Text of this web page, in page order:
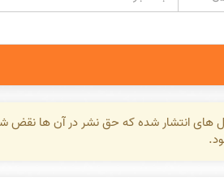
های انتشار شده که حق نشر در آن ها نقض